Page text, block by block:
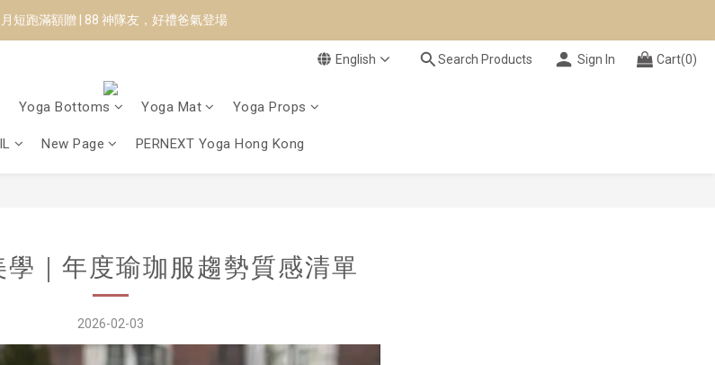
短跑滿額贈 | 88 神隊友，好禮爸氣登場
韓國多功能深層按摩環｜新品預購88折！✨
短跑滿額贈 | 88 神隊友，好禮爸氣登場
English Search Products Sign In Cart(0)
Yoga Bottoms Yoga Mat Yoga Props
New Page PERNEXT Yoga Hong Kong
｜年度瑜珈服趨勢質感清單
2026-02-03